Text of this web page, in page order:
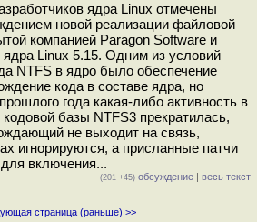
ядра Linux отмечены
новой реализации файловой
компанией Paragon Software и
ядра Linux 5.15. Одним из условий
NTFS в ядро было обеспечение
кода в составе ядра, но
года какая-либо активность в
кодовой базы NTFS3 прекратилась,
не выходит на связь,
игнорируются, а присланные патчи
включения...
(201 +45) обсуждение | весь текст
страница (раньше) >>